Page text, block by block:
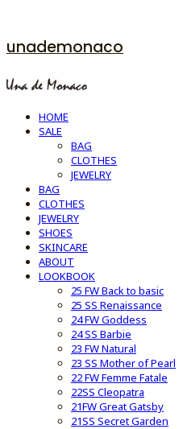
unademonaco
HOME
SALE
BAG
CLOTHES
JEWELRY
BAG
CLOTHES
JEWELRY
SHOES
SKINCARE
ABOUT
LOOKBOOK
25 FW Back to basic
25 SS Renaissance
24 FW Goddess
24 SS Barbie
23 FW Natural
23 SS Mother of Pearl
22 FW Femme Fatale
22SS Cleopatra
21FW Great Gatsby
21SS Secret Garden